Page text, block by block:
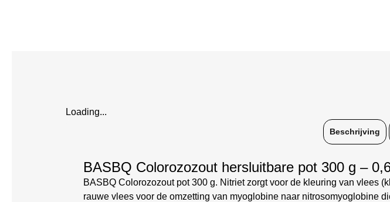
Loading...
Beschrijving
BASBQ Colorozozout hersluitbare pot 300 g –
BASBQ Colorozozout pot 300 g. Nitriet zorgt voor de kleuring van vlees
rauwe vlees voor de omzetting van myoglobine naar nitrosomyoglobine